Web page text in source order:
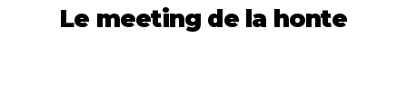
Le meeting de la honte